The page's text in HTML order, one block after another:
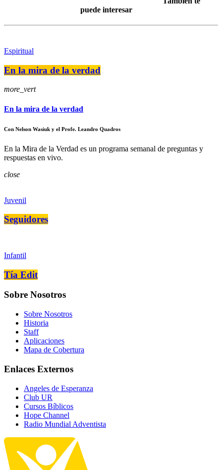
puede interesar
Espiritual
En la mira de la verdad
more_vert
En la mira de la verdad
Con Nelson Wasiuk y el Profe. Leandro Quadros
En la Mira de la Verdad es un programa semanal de preguntas y
respuestas en vivo.
close
Juvenil
Seguidores
Infantil
Tía Edit
Sobre Nosotros
Sobre Nosotros
Historia
Staff
Aplicaciones
Mapa de Cobertura
Enlaces Externos
Angeles de Esperanza
Club UR
Cursos Bíblicos
Hope Channel
Radio Mundial Adventista